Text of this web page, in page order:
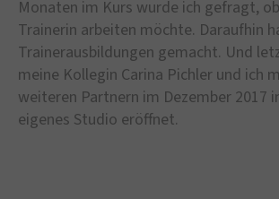
Monaten im Kurs wurde ich gefragt,
Trainerin arbeiten möchte. Daraufhin
Trainerausbildungen gemacht. Und
meine Kollegin Carina Pichler und ich
weiteren Partnern im Dezember 2017
eigenes Studio eröffnet.